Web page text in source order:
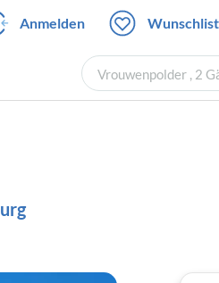
Anmelden
Vrouwenpolder , 2